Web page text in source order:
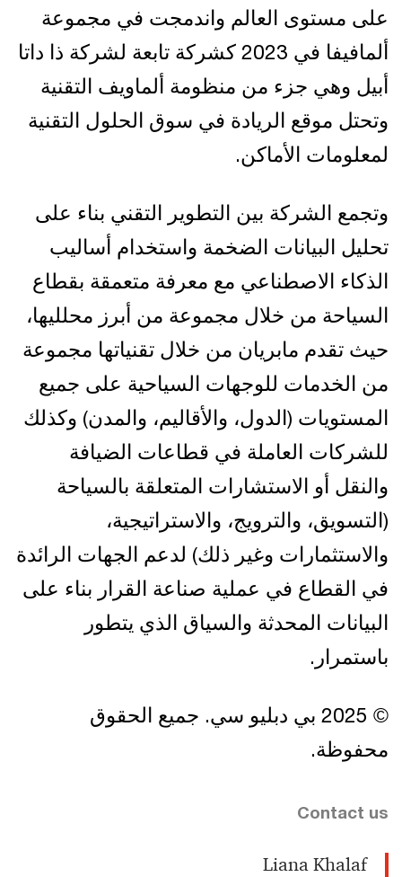
على مستوى العالم واندمجت في مجموعة
ألمافيفا في 2023 كشركة تابعة لشركة ذا داتا
أبيل وهي جزء من منظومة ألماويف التقنية
وتحتل موقع الريادة في سوق الحلول التقنية
لمعلومات الأماكن.
وتجمع الشركة بين التطوير التقني بناء على
تحليل البيانات الضخمة واستخدام أساليب
الذكاء الاصطناعي مع معرفة متعمقة بقطاع
السياحة من خلال مجموعة من أبرز محلليها،
حيث تقدم مابريان من خلال تقنياتها مجموعة
من الخدمات للوجهات السياحية على جميع
المستويات (الدول، والأقاليم، والمدن) وكذلك
للشركات العاملة في قطاعات الضيافة
والنقل أو الاستشارات المتعلقة بالسياحة
(التسويق، والترويج، والاستراتيجية،
والاستثمارات وغير ذلك) لدعم الجهات الرائدة
في القطاع في عملية صناعة القرار بناء على
البيانات المحدثة والسياق الذي يتطور
باستمرار.
© 2025 بي دبليو سي. جميع الحقوق
محفوظة.
Contact us
Liana Khalaf